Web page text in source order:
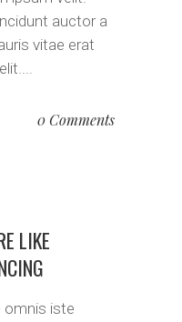
auctor a
vitae erat
0 Comments
LIKE
omnis iste